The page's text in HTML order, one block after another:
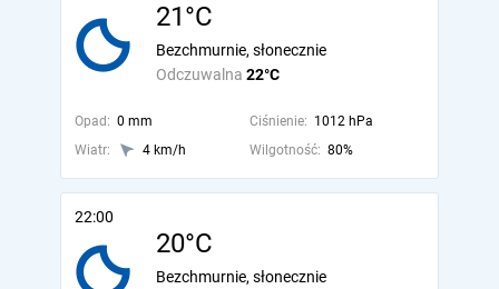
21°C
Odczuwalna 22°C
Bezchmurnie, słonecznie
Opad: 0 mm Ciśnienie: 1012 hPa
Wiatr:
4 km/h Wilgotność: 80%
22:00
20°C
Bezchmurnie, słonecznie